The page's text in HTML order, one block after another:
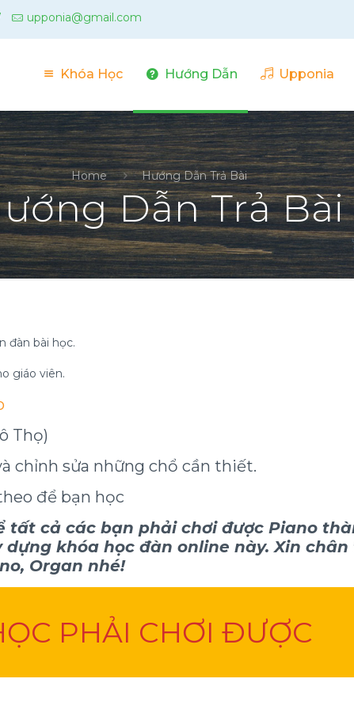
upponia@gmail.com
Khóa Học Hướng Dẫn Upponia
Home Hướng Dẫn Trả Bài
Dẫn Trả Bài
đàn bài học.
giáo viên.
Thọ)
chỉnh sửa những chổ cần thiết.
để bạn học
tất cả các bạn phải chơi được Piano
khóa học đàn online này. Xin
Organ nhé!
PHẢI CHƠI ĐƯỢC